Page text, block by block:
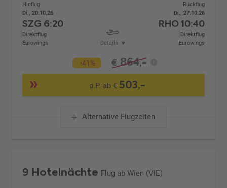
Hinflug
Di., 20.10.26
SZG 6:20
Direktflug
Eurowings
Details
Rückflug
Di., 27.10.26
RHO10:40
Direktflug
Eurowings
-41% € 864,-
p.P. ab € 503,-
Alternative Flugzeiten
9 Hotelnächte Flug ab Wien (VIE)